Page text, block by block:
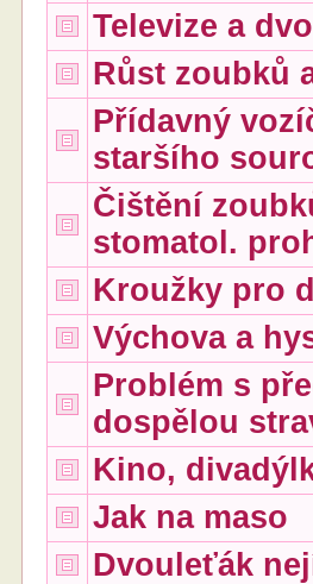
Televize a
Růst zoubků
Přídavný
staršího
Čištění
stomatol.
Kroužky pro
Výchova a
Problém s
dospělou
Kino,
Jak na maso
Dvouleťák